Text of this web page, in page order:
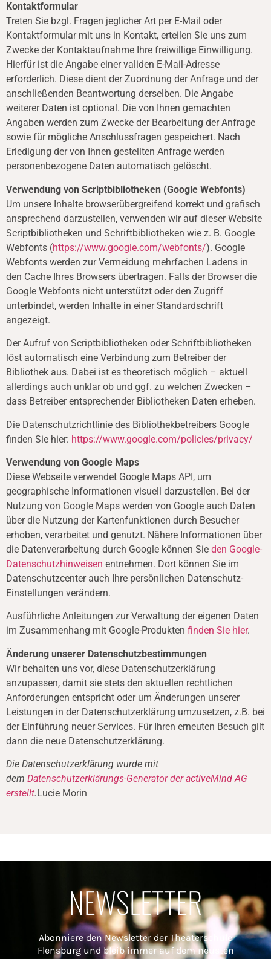
Kontaktformular
Treten Sie bzgl. Fragen jeglicher Art per E-Mail oder
Kontaktformular mit uns in Kontakt, erteilen Sie uns zum
Zwecke der Kontaktaufnahme Ihre freiwillige Einwilligung.
Hierfür ist die Angabe einer validen E-Mail-Adresse
erforderlich. Diese dient der Zuordnung der Anfrage und der
anschließenden Beantwortung derselben. Die Angabe
weiterer Daten ist optional. Die von Ihnen gemachten
Angaben werden zum Zwecke der Bearbeitung der Anfrage
sowie für mögliche Anschlussfragen gespeichert. Nach
Erledigung der von Ihnen gestellten Anfrage werden
personenbezogene Daten automatisch gelöscht.
Verwendung von Scriptbibliotheken (Google Webfonts)
Um unsere Inhalte browserübergreifend korrekt und grafisch
ansprechend darzustellen, verwenden wir auf dieser Website
Scriptbibliotheken und Schriftbibliotheken wie z. B. Google
Webfonts (https://www.google.com/webfonts/). Google
Webfonts werden zur Vermeidung mehrfachen Ladens in
den Cache Ihres Browsers übertragen. Falls der Browser die
Google Webfonts nicht unterstützt oder den Zugriff
unterbindet, werden Inhalte in einer Standardschrift
angezeigt.
Der Aufruf von Scriptbibliotheken oder Schriftbibliotheken
löst automatisch eine Verbindung zum Betreiber der
Bibliothek aus. Dabei ist es theoretisch möglich – aktuell
allerdings auch unklar ob und ggf. zu welchen Zwecken –
dass Betreiber entsprechender Bibliotheken Daten erheben.
Die Datenschutzrichtlinie des Bibliothekbetreibers Google
finden Sie hier: https://www.google.com/policies/privacy/
Verwendung von Google Maps
Diese Webseite verwendet Google Maps API, um
geographische Informationen visuell darzustellen. Bei der
Nutzung von Google Maps werden von Google auch Daten
über die Nutzung der Kartenfunktionen durch Besucher
erhoben, verarbeitet und genutzt. Nähere Informationen über
die Datenverarbeitung durch Google können Sie den Google-
Datenschutzhinweisen entnehmen. Dort können Sie im
Datenschutzcenter auch Ihre persönlichen Datenschutz-
Einstellungen verändern.
Ausführliche Anleitungen zur Verwaltung der eigenen Daten
im Zusammenhang mit Google-Produkten finden Sie hier.
Änderung unserer Datenschutzbestimmungen
Wir behalten uns vor, diese Datenschutzerklärung
anzupassen, damit sie stets den aktuellen rechtlichen
Anforderungen entspricht oder um Änderungen unserer
Leistungen in der Datenschutzerklärung umzusetzen, z.B. bei
der Einführung neuer Services. Für Ihren erneuten Besuch gilt
dann die neue Datenschutzerklärung.
Die Datenschutzerklärung wurde mit
dem Datenschutzerklärungs-Generator der activeMind AG
erstellt. Lucie Morin
NEWSLETTER
Abonniere den Newsletter der Theaterschule
Flensburg und bleib immer auf dem neusten